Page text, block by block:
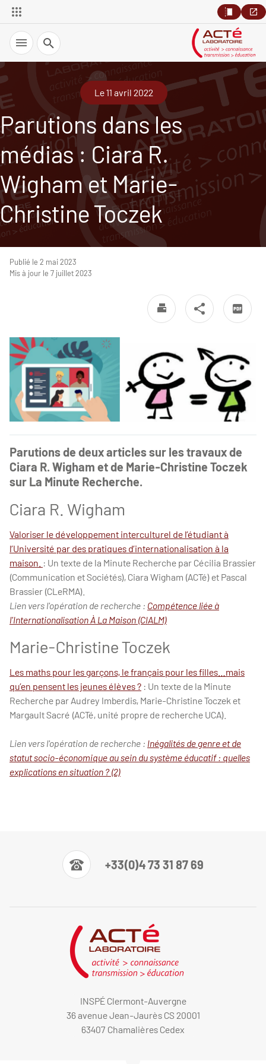
Recherche
Le 11 avril 2022
Parutions dans les
médias : Ciara R.
Wigham et Marie-
Christine Toczek
Publié le 2 mai 2023
Mis à jour le 7 juillet 2023
Parutions de deux articles sur les travaux de
Ciara R. Wigham et de Marie-Christine Toczek
sur La Minute Recherche.
Ciara R. Wigham
Valoriser le développement interculturel de l’étudiant à
l’Université par des pratiques d’internationalisation à la
maison. : Un texte de la Minute Recherche par Cécilia Brassier
(Communication et Sociétés), Ciara Wigham (ACTé) et Pascal
Brassier (CLeRMA).
Lien vers l'opération de recherche : Compétence liée à
l'Internationalisation À La Maison (CIALM)
Marie-Christine Toczek
Les maths pour les garçons, le français pour les filles…mais
qu’en pensent les jeunes élèves ? : Un texte de la Minute
Recherche par Audrey Imberdis, Marie-Christine Toczek et
Margault Sacré (ACTé, unité propre de recherche UCA).
Lien vers l'opération de recherche : Inégalités de genre et de
statut socio-économique au sein du système éducatif : quelles
explications en situation ? (2)
+33(0)4 73 31 87 69
INSPÉ Clermont-Auvergne
36 avenue Jean-Jaurès CS 20001
63407 Chamalières Cedex